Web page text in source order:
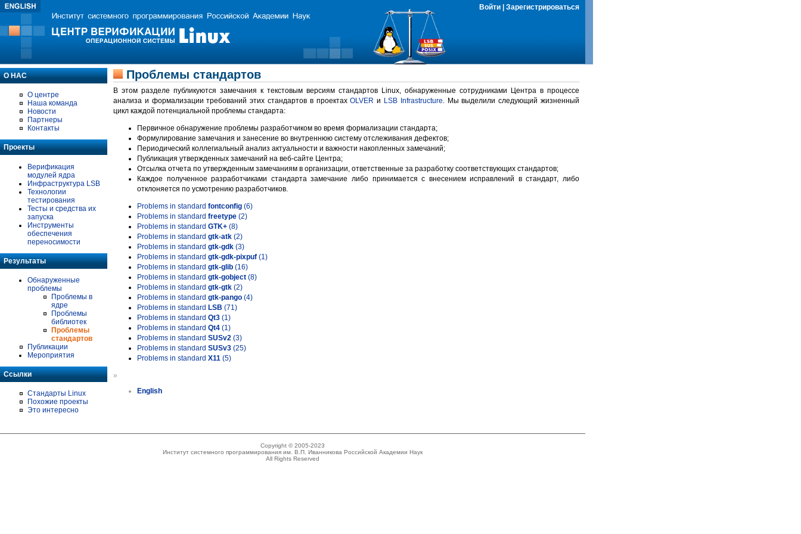
Войти Зарегистрироваться
О НАС
О центре
Наша команда
Новости
Партнеры
Контакты
Проекты
Верификация
модулей ядра
Инфраструктура LSB
Технологии
тестирования
Тесты и средства их
запуска
Инструменты
обеспечения
переносимости
Результаты
Обнаруженные
проблемы
Проблемы в
ядре
Проблемы
библиотек
Проблемы
стандартов
Публикации
Мероприятия
Ссылки
Стандарты Linux
Похожие проекты
Это интересно
Проблемы стандартов
В этом разделе публикуются замечания к текстовым версиям стандартов Linux, обнаруженные сотрудниками Центра в процессе
анализа и формализации требований этих стандартов в проектахOLVER и LSB Infrastructure. Мы выделили следующий жизненный
цикл каждой потенциальной проблемы стандарта:
Первичное обнаружение проблемы разработчиком во время формализации стандарта;
Формулирование замечания и занесение во внутреннюю систему отслеживания дефектов;
Периодический коллегиальный анализ актуальности и важности накопленных замечаний;
Публикация утвержденных замечаний на веб-сайте Центра;
Отсылка отчета по утвержденным замечаниям в организации, ответственные за разработку соответствующих стандартов;
Каждое полученное разработчиками стандарта замечание либо принимается с внесением исправлений в стандарт, либо
отклоняется по усмотрению разработчиков.
Problems in standard fontconfig (6)
Problems in standard freetype (2)
Problems in standard GTK+ (8)
Problems in standard gtk-atk (2)
Problems in standard gtk-gdk (3)
Problems in standard gtk-gdk-pixpuf (1)
Problems in standard gtk-glib (16)
Problems in standard gtk-gobject (8)
Problems in standard gtk-gtk (2)
Problems in standard gtk-pango (4)
Problems in standard LSB (71)
Problems in standard Qt3 (1)
Problems in standard Qt4 (1)
Problems in standard SUSv2 (3)
Problems in standard SUSv3 (25)
Problems in standard X11 (5)
»
English
Copyright © 2005-2023
Институт системного программирования им. В.П. Иванникова Российской Академии Наук
All Rights Reserved